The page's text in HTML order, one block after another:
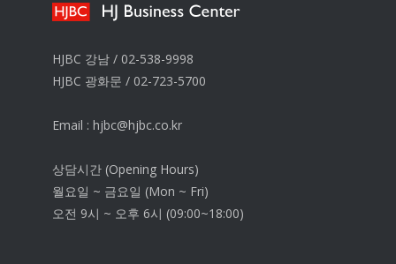
HJBC 강남 / 02-538-9998
HJBC 광화문 / 02-723-5700
Email : hjbc@hjbc.co.kr
상담시간 (Opening Hours)
월요일 ~ 금요일 (Mon ~ Fri)
오전 9시 ~ 오후 6시 (09:00~18:00)